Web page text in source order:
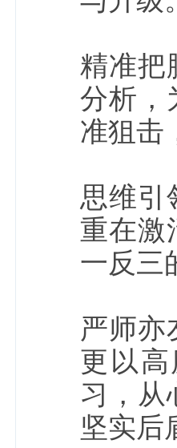
精准把
分析，
准狙击
思维引
重在激
一反三
严师亦
更以
习，从
坚实后